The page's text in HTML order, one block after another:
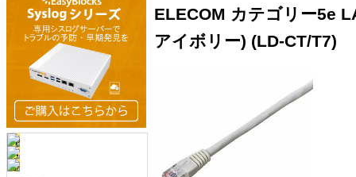
ELECOM カテゴリー5e
アイボリー) (LD-CT/T7)